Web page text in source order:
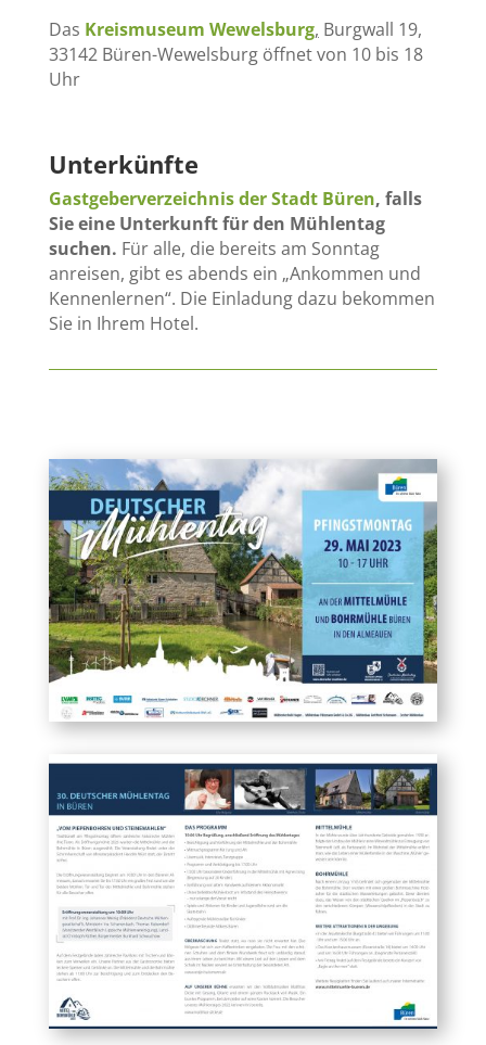
Das Kreismuseum Wewelsburg, Burgwall 19,
33142 Büren-Wewelsburg öffnet von 10 bis 18
Uhr
Unterkünfte
Gastgeberverzeichnis der Stadt Büren, falls
Sie eine Unterkunft für den Mühlentag
suchen. Für alle, die bereits am Sonntag
anreisen, gibt es abends ein „Ankommen und
Kennenlernen“. Die Einladung dazu bekommen
Sie in Ihrem Hotel.